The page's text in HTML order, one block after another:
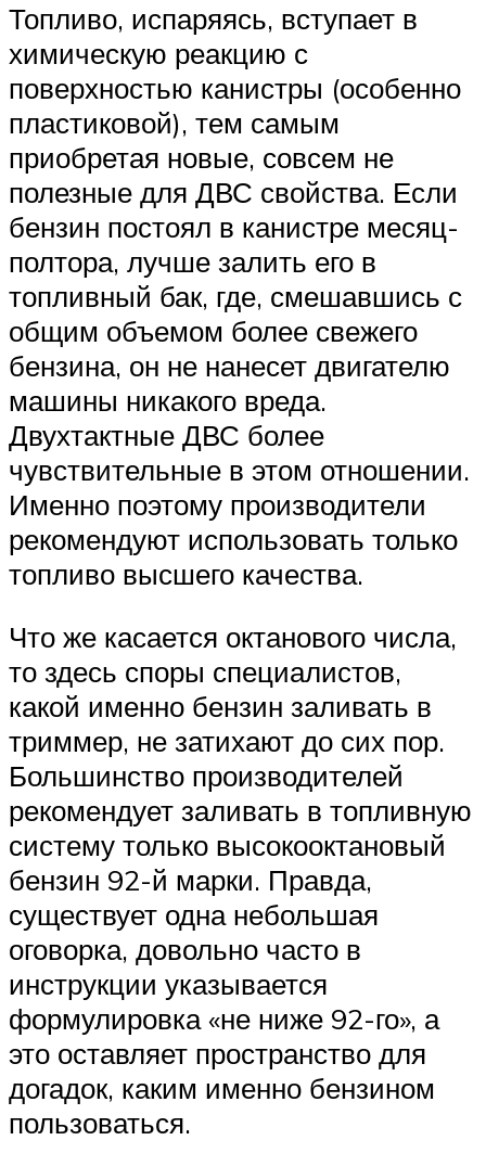
Топливо, испаряясь, вступает в
химическую реакцию с
поверхностью канистры (особенно
пластиковой), тем самым
приобретая новые, совсем не
полезные для ДВС свойства. Если
бензин постоял в канистре месяц-
полтора, лучше залить его в
топливный бак, где, смешавшись с
общим объемом более свежего
бензина, он не нанесет двигателю
машины никакого вреда.
Двухтактные ДВС более
чувствительные в этом отношении.
Именно поэтому производители
рекомендуют использовать только
топливо высшего качества.
Что же касается октанового числа,
то здесь споры специалистов,
какой именно бензин заливать в
триммер, не затихают до сих пор.
Большинство производителей
рекомендует заливать в топливную
систему только высокооктановый
бензин 92-й марки. Правда,
существует одна небольшая
оговорка, довольно часто в
инструкции указывается
формулировка «не ниже 92-го», а
это оставляет пространство для
догадок, каким именно бензином
пользоваться.